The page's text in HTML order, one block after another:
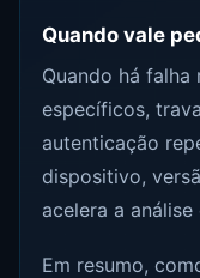
Quando vale
Quando há falha
específicos,
autenticação
dispositivo,
acelera a
Em resumo,